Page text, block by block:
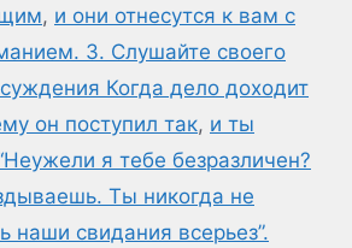
, и они отнесутся к вам с
3. Слушайте своего
Когда дело доходит
он поступил так, и ты
я тебе безразличен?
Ты никогда не
наши свидания всерьез”.